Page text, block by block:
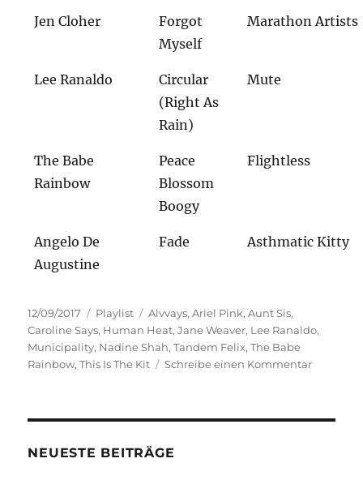
Jen Cloher
Forgot
Myself
Marathon Artists
Lee Ranaldo
Circular
(Right As
Rain)
Mute
The Babe
Rainbow
Peace
Blossom
Boogy
Flightless
Angelo De
Augustine
Fade Asthmatic Kitty
Veröffentlicht
am
12/09/2017 Kategorien
Playlist Schlagwörter
Alvvays,Ariel Pink,Aunt Sis,
Caroline Says, Human Heat,Jane Weaver, Lee Ranaldo,
Municipality, Nadine Shah,Tandem Felix,The Babe
Rainbow,This Is The Kit Schreibe einen Kommentarzu
NEUESTE BEITRÄGE